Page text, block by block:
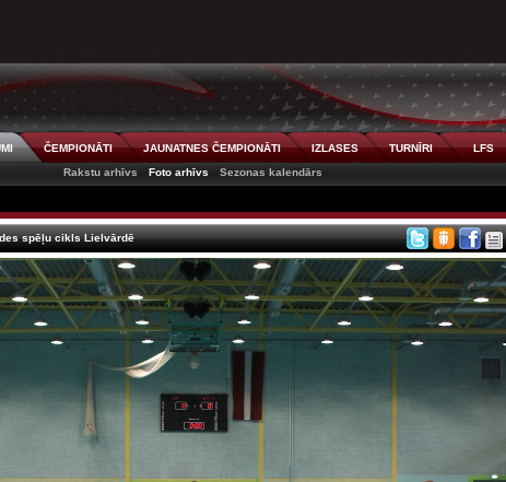
ČEMPIONĀTI JAUNATNES ČEMPIONĀTI IZLASES TURNĪRI LFS
Rakstu arhīvs
Foto arhīvs Sezonas kalendārs
spēļu cikls Lielvārdē